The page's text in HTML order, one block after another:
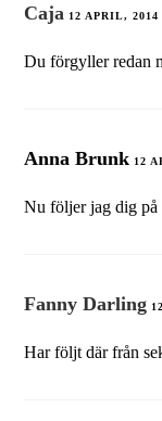
Caja 12 APRIL, 2014
Du förgyller redan
Anna Brunk 12
Nu följer jag dig
Fanny Darling
Har följt där från